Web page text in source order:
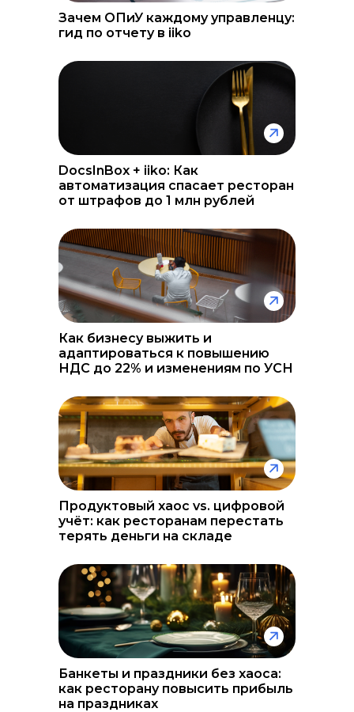
Зачем ОПиУ каждому управленцу:
гид по отчету в iiko
Продуктовый хаос vs. цифровой
учёт: как ресторанам перестать
терять деньги на складе
DocsInBox + iiko: Как
автоматизация спасает ресторан
от штрафов до 1 млн рублей
Как бизнесу выжить и
адаптироваться к повышению
НДС до 22% и изменениям по УСН
Банкеты и праздники без хаоса:
как ресторану повысить прибыль
на праздниках